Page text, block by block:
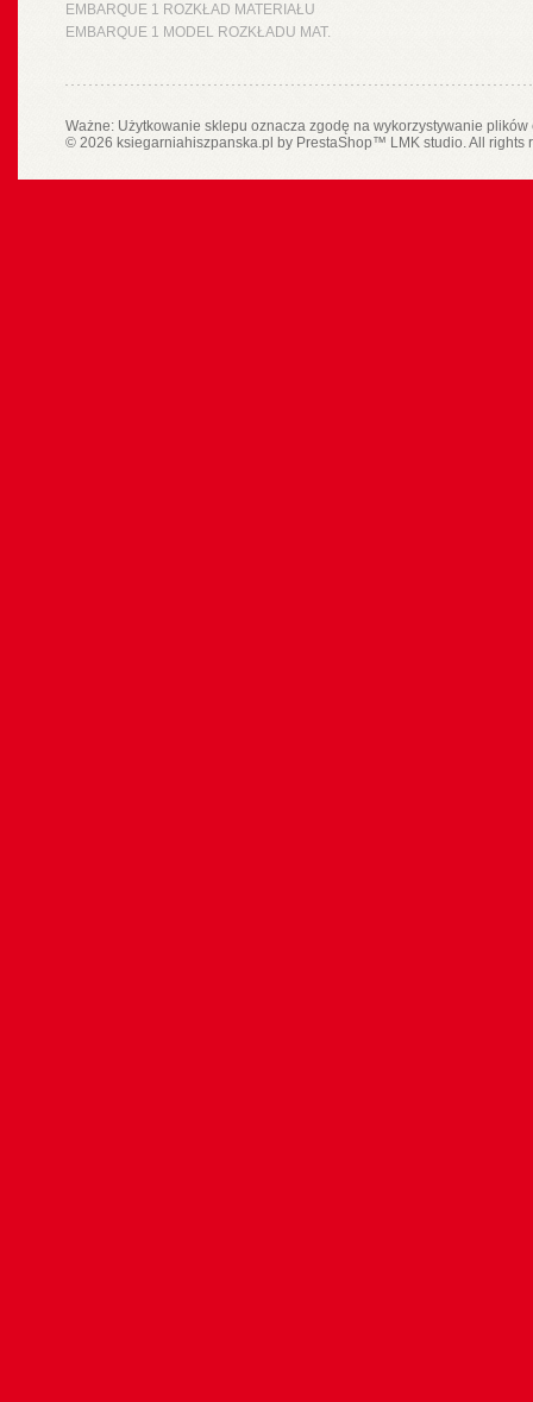
EMBARQUE 1 ROZKŁAD MATERIAŁU
EMBARQUE 1 MODEL ROZKŁADU MAT.
Ważne: Użytkowanie sklepu oznacza zgodę na wykorzystywanie
© 2026 ksiegarniahiszpanska.pl by PrestaShop™ LMK studio. All rights